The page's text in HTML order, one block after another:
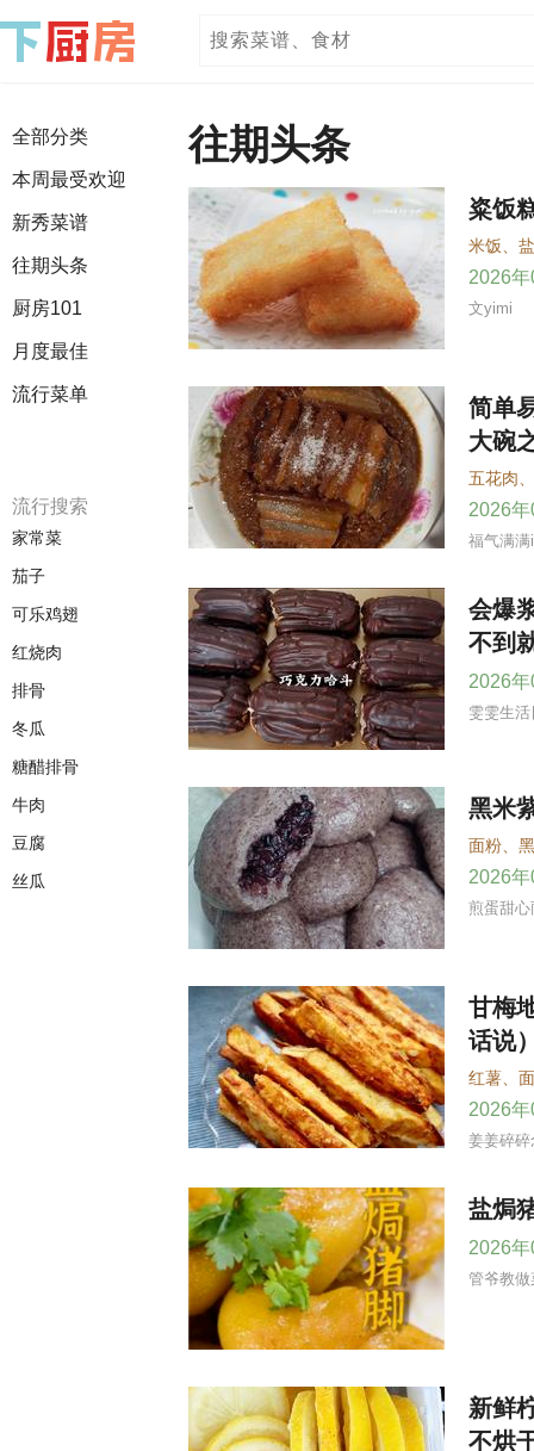
全部分类
本周最受欢迎
新秀菜谱
往期头条
厨房101
月度最佳
流行菜单
流行搜索
家常菜
茄子
可乐鸡翅
红烧肉
排骨
冬瓜
糖醋排骨
牛肉
豆腐
丝瓜
往期头条
粢饭
米饭 、
2026
文yimi
简单
大碗
五花肉
2026
福气满满i
会爆
不到
2026
雯雯生
黑米
面粉 、
2026
煎蛋甜心
甘梅
话说
红薯 、
2026
姜姜碎碎
盐焗
2026
管爷教做
新鲜
不烘